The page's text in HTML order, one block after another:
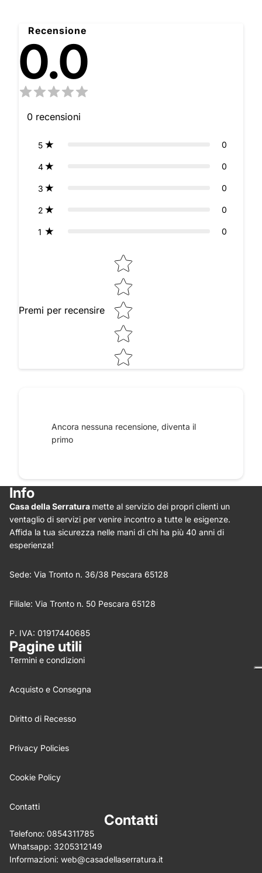
Recensione
0.0
0 recensioni
5 0
4 0
3 0
2 0
1 0
Premi per recensire
Star rating
Star rating
Nome *
Write 50 more characters and upload 0 more photos
(Allega .gif, .jpg, .png per un massimo di 5MB)
Ancora nessuna recensione, diventa il
primo
Info
Casa della Serratura mette al servizio dei propri clienti un
ventaglio di servizi per venire incontro a tutte le esigenze.
Affida la tua sicurezza nelle mani di chi ha più 40 anni di
esperienza!
Sede: Via Tronto n. 36/38 Pescara 65128
Filiale: Via Tronto n. 50 Pescara 65128
P. IVA: 01917440685
Pagine utili
Termini e condizioni
Acquisto e Consegna
Diritto di Recesso
Privacy Policies
Cookie Policy
Contatti
Contatti
Telefono: 0854311785
Whatsapp: 3205312149
Informazioni: web@casadellaserratura.it